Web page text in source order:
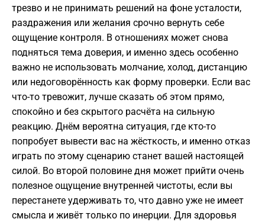
трезво и не принимать решений на фоне усталости,
раздражения или желания срочно вернуть себе
ощущение контроля. В отношениях может снова
подняться тема доверия, и именно здесь особенно
важно не использовать молчание, холод, дистанцию
или недоговорённость как форму проверки. Если вас
что-то тревожит, лучше сказать об этом прямо,
спокойно и без скрытого расчёта на сильную
реакцию. Днём вероятна ситуация, где кто-то
попробует вывести вас на жёсткость, и именно отказ
играть по этому сценарию станет вашей настоящей
силой. Во второй половине дня может прийти очень
полезное ощущение внутренней чистоты, если вы
перестанете удерживать то, что давно уже не имеет
смысла и живёт только по инерции. Для здоровья